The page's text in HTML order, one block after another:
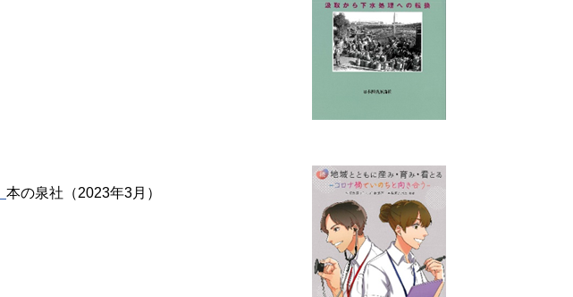
本の泉社（2023年3月）